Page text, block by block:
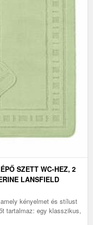
SZETT WC-HEZ, 2
LANSFIELD
kényelmet és stílust
tartalmaz: egy klasszikus,